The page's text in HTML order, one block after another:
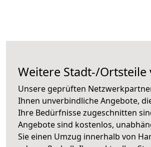
Weitere Stadt-/Ortsteile
Unsere geprüften
Ihnen unverbindliche Angebote,
Ihre Bedürfnisse zugeschnitten
Angebote sind kostenlos,
Sie einen Umzug innerhalb von